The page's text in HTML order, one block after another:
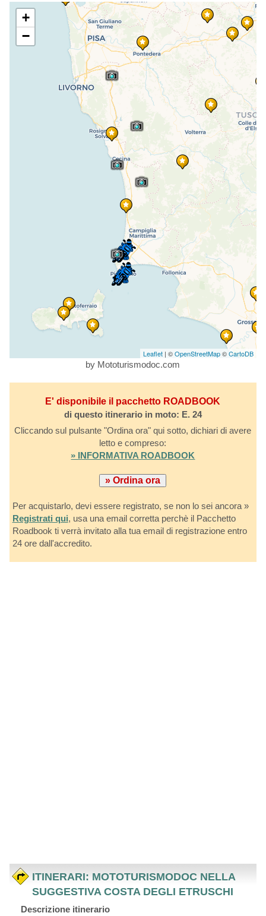
+
−
Leaflet | ©OpenStreetMap©CartoDB
by Mototurismodoc.com
E' disponibile il pacchetto ROADBOOK
di questo itinerario in moto: E. 24
Cliccando sul pulsante "Ordina ora" qui sotto, dichiari di avere
letto e compreso:
» INFORMATIVA ROADBOOK
Per acquistarlo, devi essere registrato, se non lo sei ancora »
Registrati qui, usa una email corretta perchè il Pacchetto
Roadbook ti verrà invitato alla tua email di registrazione entro
24 ore dall'accredito.
ITINERARI: MOTOTURISMODOC NELLA
SUGGESTIVA COSTA DEGLI ETRUSCHI
Descrizione itinerario